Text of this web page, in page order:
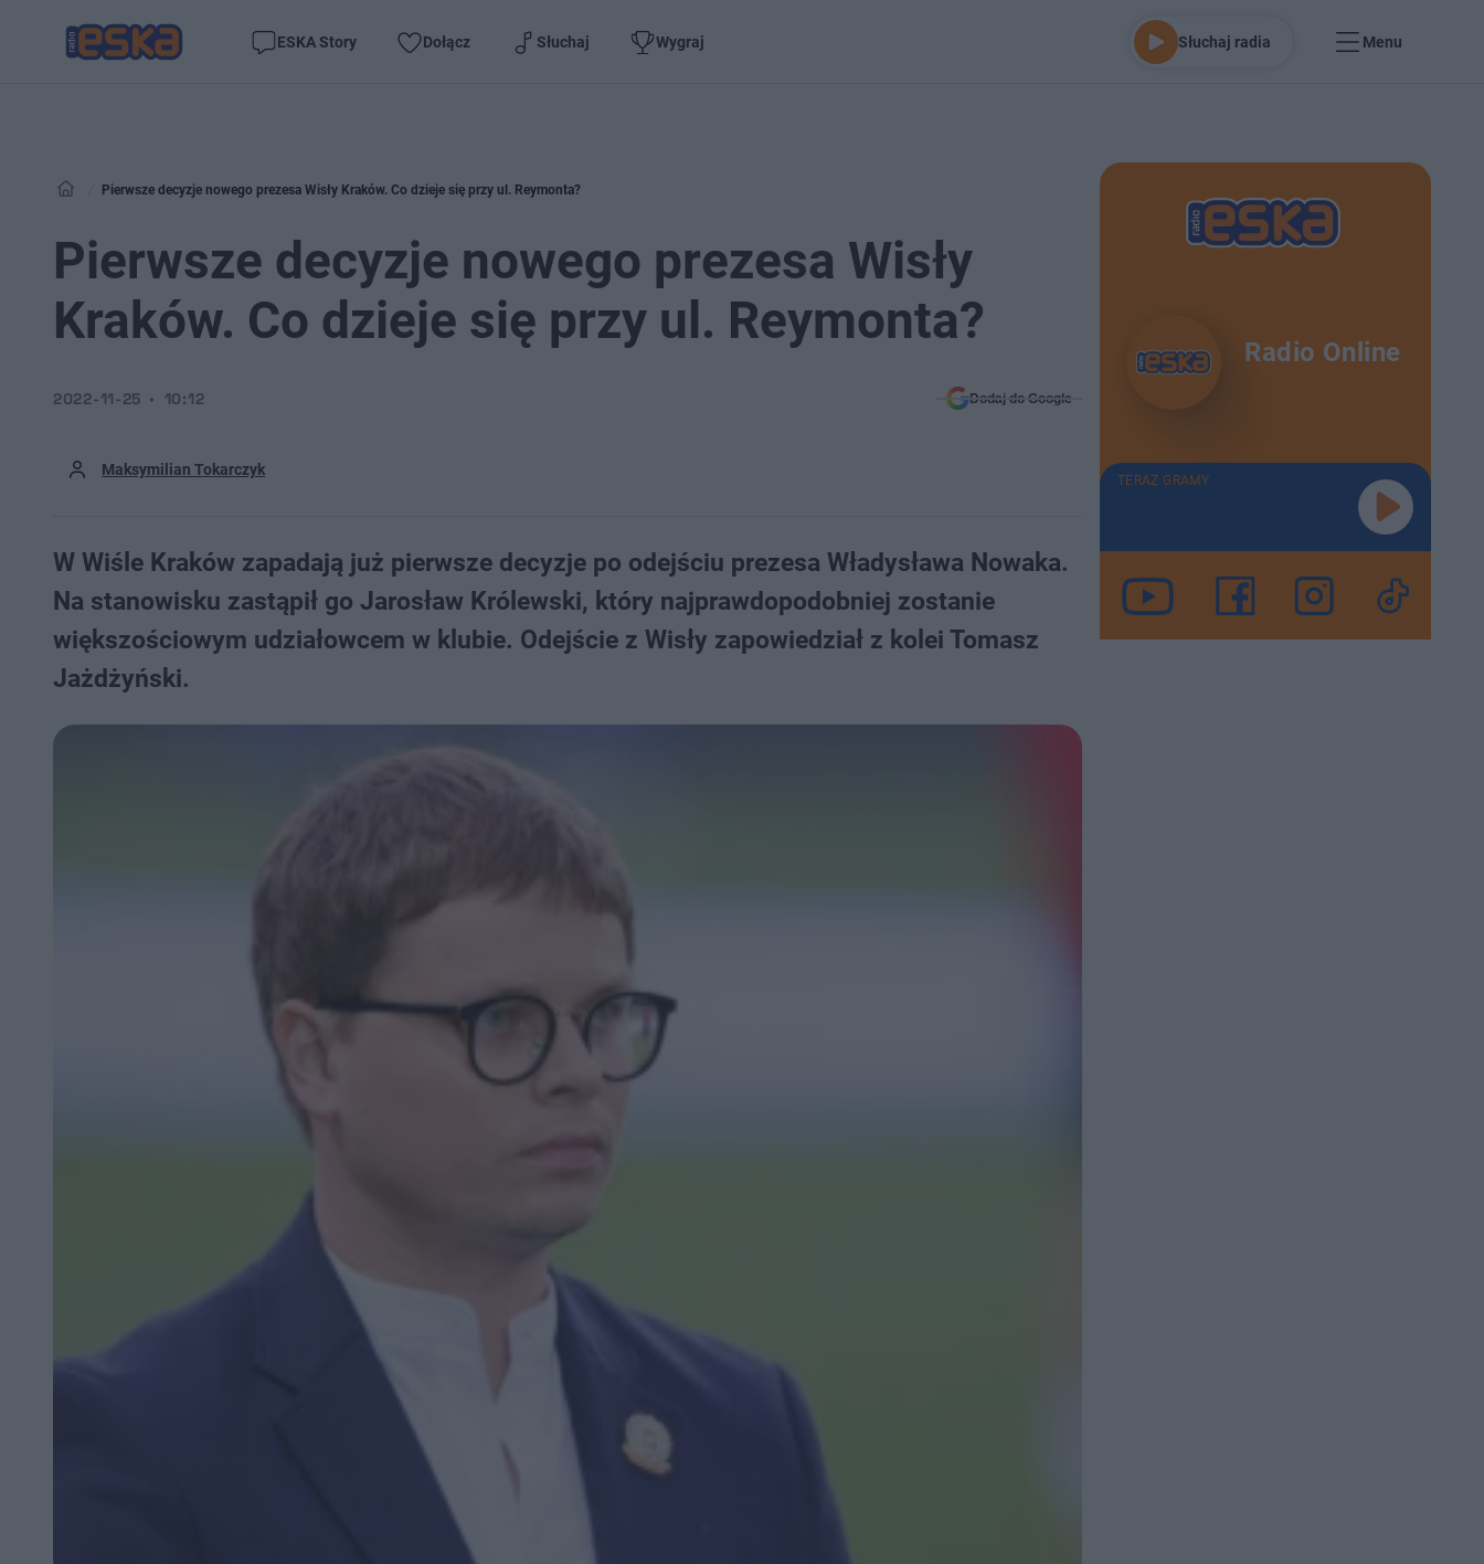
ESKA Story Dołącz Słuchaj Wygraj Słuchaj radia Menu
Pierwsze decyzje nowego prezesa Wisły Kraków. Co dzieje się przy ul. Reymonta?
Pierwsze decyzje nowego prezesa Wisły
Kraków. Co dzieje się przy ul. Reymonta?
Maksymilian Tokarczyk
2022-11-25 10:12 Dodaj do Google
W Wiśle Kraków zapadają już pierwsze decyzje po odejściu prezesa Władysława Nowaka.
Na stanowisku zastąpił go Jarosław Królewski, który najprawdopodobniej zostanie
większościowym udziałowcem w klubie. Odejście z Wisły zapowiedział z kolei Tomasz
Jażdżyński.
Radio Online
TERAZ GRAMY